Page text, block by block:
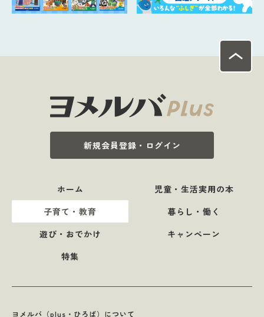
新規会員登録・ログイン
ホーム
児童・生活実用の本
子育て・教育
暮らし・働く
遊び・おでかけ
キャンペーン
特集
ヨメルバ（plus・ひろば）について